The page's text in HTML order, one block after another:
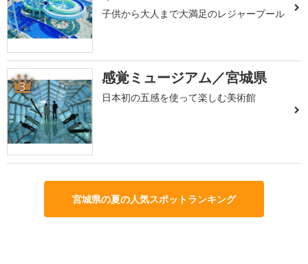
子供から大人まで大満足のレジャープール
3 感覚ミュージアム／宮城県
日本初の五感を使って楽しむ美術館
宮城県の夏の人気スポットランキング